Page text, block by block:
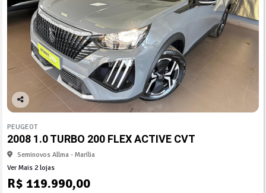
Co
arti
lhe
PEUGEOT
2008 1.0 TURBO 200 FLEX ACTIVE CVT
Seminovos Allma - Marília
Ver Mais 2 lojas
R$ 119.990,00